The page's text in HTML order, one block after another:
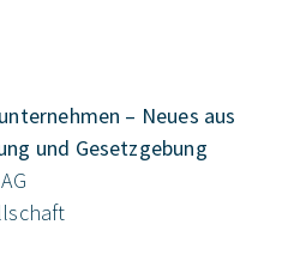
– Neues aus
und Gesetzgebung